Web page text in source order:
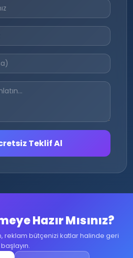
Teklif Al
Hazır Mısınız?
reklam bütçenizi katlar halinde geri